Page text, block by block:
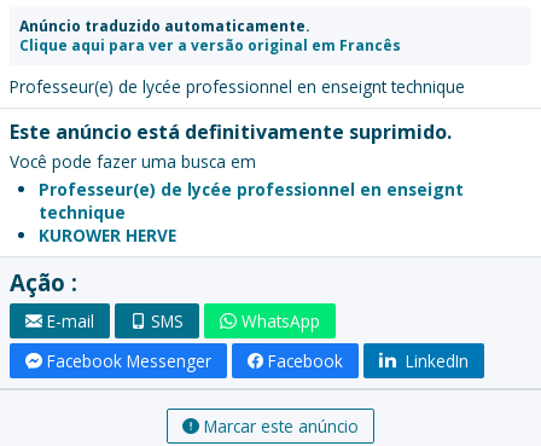
Anúncio traduzido automaticamente.
Clique aqui para ver a versão original em Francês
Professeur(e) de lycée professionnel en enseignt technique
Este anúncio está definitivamente suprimido.
Você pode fazer uma busca em
Professeur(e) de lycée professionnel en enseignt
technique
KUROWER HERVE
Ação :
E-mail SMS
WhatsApp
Facebook Messenger
Facebook LinkedIn
Marcar este anúncio